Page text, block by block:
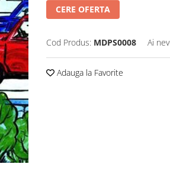
CERE OFERTA
Cod Produs: MDPS0008 Ai
Adauga la Favorite